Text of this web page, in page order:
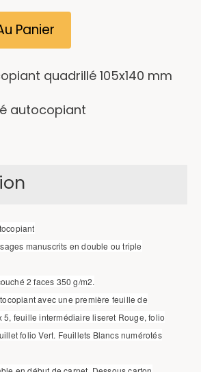
Panier
quadrillé 105x140 mm
autocopiant
manuscrits en double ou triple
2 faces 350 g/m2.
avec une première feuille de
5, feuille intermédiaire liseret Rouge, folio
folio Vert. Feuillets Blancs numérotés